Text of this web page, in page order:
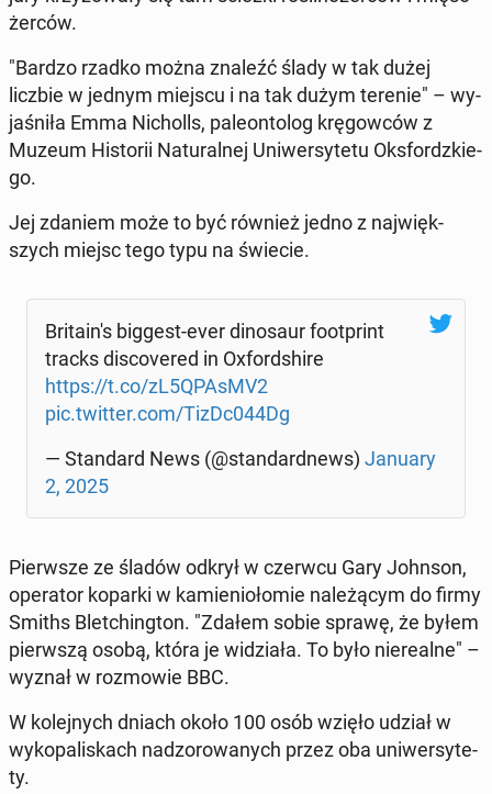
żer­ców.
"Bardzo rzadko można znaleźć ślady w tak dużej
liczbie w jednym miejscu i na tak dużym terenie" – wy­
ja­śni­ła Emma Ni­cholls, pa­le­on­to­log krę­gow­ców z
Muzeum Hi­sto­rii Na­tu­ral­nej Uni­wer­sy­te­tu Oks­fordz­kie­
go.
Jej zdaniem może to być również jedno z naj­więk­
szych miejsc tego typu na świecie.
Bri­ta­in's biggest-ever di­no­saur fo­ot­print
tracks di­sco­ve­red in Oxford­shi­re
https://t.co/zL5QPAsMV2
pic.twitter.com/TizDc044Dg
— Stan­dard News (@stan­dard­news) January
2, 2025
Pierw­sze ze śladów odkrył w czerwcu Gary Johnson,
ope­ra­tor koparki w ka­mie­nio­ło­mie na­le­żą­cym do firmy
Smiths Blet­ching­ton. "Zdałem sobie sprawę, że byłem
pierw­szą osobą, która je wi­dzia­ła. To było nie­re­al­ne" –
wyznał w roz­mo­wie BBC.
W ko­lej­nych dniach około 100 osób wzięło udział w
wy­ko­pa­li­skach nad­zo­ro­wa­nych przez oba uni­wer­sy­te­
ty.